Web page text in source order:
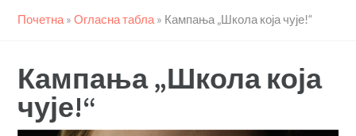
Почетна »Огласна табла » Кампања „Школа која чује!“
Кампања „Школа која
чује!“